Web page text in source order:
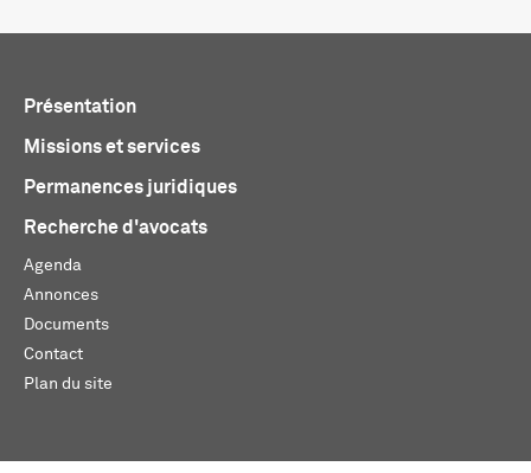
Présentation
Missions et services
Permanences juridiques
Recherche d'avocats
Agenda
Annonces
Documents
Contact
Plan du site